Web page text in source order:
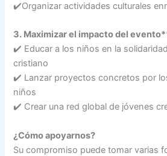
✔️Organizar actividades culturales
3. Maximizar el impacto del
✔️ Educar a los niños en la
cristiano
✔️ Lanzar proyectos concretos por
niños
✔️ Crear una red global de jóvenes
¿Cómo apoyarnos?
Su compromiso puede tomar varias